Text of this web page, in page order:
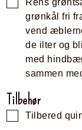
Rens
grønkål fri
vend
de ilter og
med
sammen
Tilbehør
Tilbered